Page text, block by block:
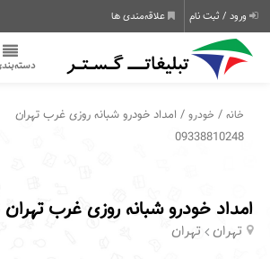
ورود / ثبت نام علاقه‌مندی ها
خانه / خودرو / امداد خودرو شبانه روزی غرب تهران
09338810248
امداد خودرو شبانه روزی غرب تهران 09338810248
تهران تهران